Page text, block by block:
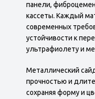
панели,
кассеты. Каждый
современных
устойчивости к
ультрафиолету и
Металлический
прочностью и
сохраняя форму и